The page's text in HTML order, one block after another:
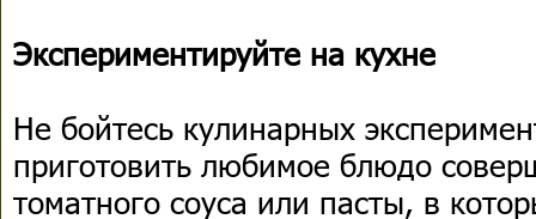
Экспериментируйте на кухне
Не бойтесь кулинарных
приготовить любимое блюдо
томатного соуса или пасты, в